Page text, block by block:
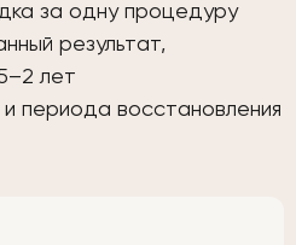
за одну процедуру
результат,
лет
и периода восстановления